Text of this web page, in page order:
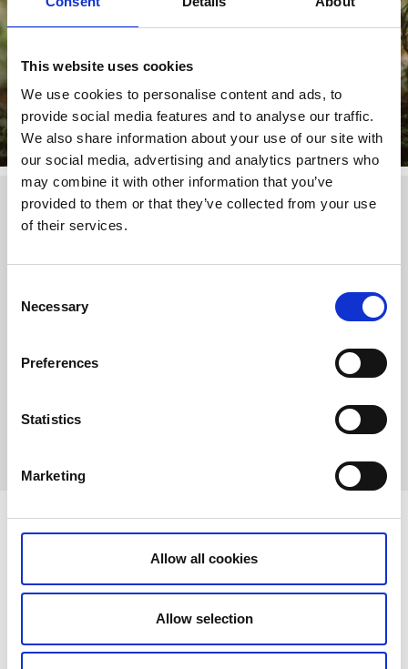
This website uses cookies
We use cookies to personalise content and ads, to
provide social media features and to analyse our traffic.
We also share information about your use of our site with
our social media, advertising and analytics partners who
may combine it with other information that you’ve
provided to them or that they’ve collected from your use
of their services.
Selection
Necessary
Preferences
Statistics
Marketing
Allow all cookies
Allow selection
Kochen und Übernachten im
Freien
Koch-Events in der freien Natur spezialisiert. Wie wäre es
denn, das Essen mal über offenem Feuer oder an einem
genießen? Vielleicht beginnen Sie einfach damit, gemeinsam
die Pilze zu suchen, die dann später gebraten werden. Oder
Vildmark Sjuhärad - Peter hilft Ihnen beim Kochen im Frei